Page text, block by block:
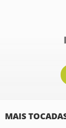
MAIS